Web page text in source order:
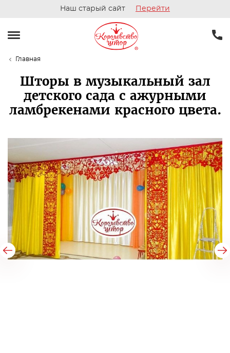
Наш старый сайт Перейти
Главная
Шторы в музыкальный зал
детского сада с ажурными
ламбрекенами красного цвета.